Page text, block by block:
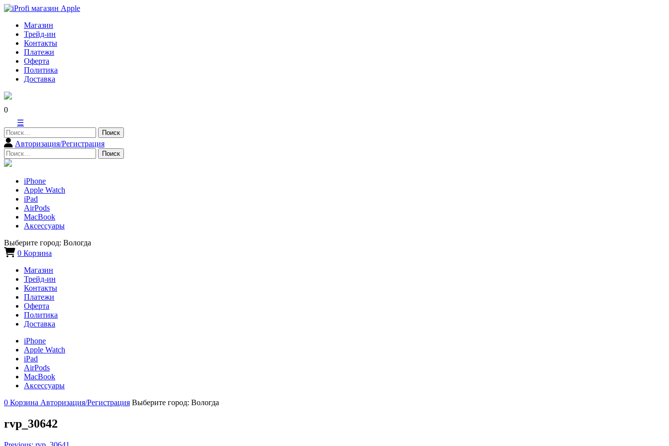
Skip
contentМагазин
Трейд-ин
Контакты
Платежи
Оферта
Политика
Доставка
0
☰
Найти:
Авторизация/Регистрация
Найти:
iPhone
Apple Watch
iPad
AirPods
MacBook
Аксессуары
Выберите город: Вологда
0 Корзина
Магазин
Трейд-ин
Контакты
Платежи
Оферта
Политика
Доставка
iPhone
Apple Watch
iPad
AirPods
MacBook
Аксессуары
0 Корзина Авторизация/Регистрация Выберите город: Вологда
rvp_30642